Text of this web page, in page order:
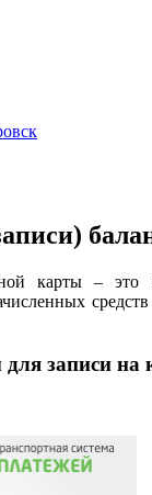
карты –
записи на